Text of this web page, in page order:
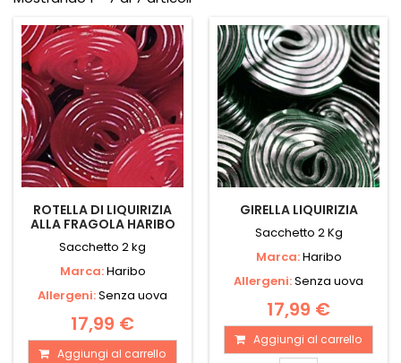
ROTELLA DI LIQUIRIZIA
ALLA FRAGOLA HARIBO
Sacchetto 2 kg
Marca:Haribo
Allergeni:Senza uova
17,99 €
Aggiungi al carrello
GIRELLA LIQUIRIZIA
Sacchetto 2 Kg
Marca:Haribo
Allergeni:Senza uova
17,99 €
Aggiungi al carrello